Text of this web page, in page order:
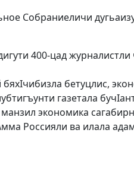
Собраниеличи
400-цад журналистли
бетуцлис,
газетала
экономика
Россияли ва илала